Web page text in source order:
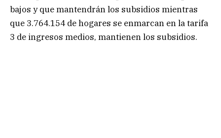
bajos y que mantendrán los subsidios mientras
que 3.764.154 de hogares se enmarcan en la tarifa
3 de ingresos medios, mantienen los subsidios.